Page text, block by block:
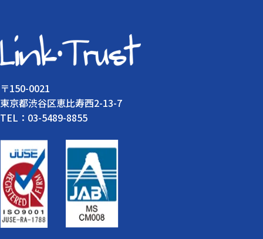
〒150-0021
東京都渋谷区恵比寿西2-13-7
TEL：03-5489-8855